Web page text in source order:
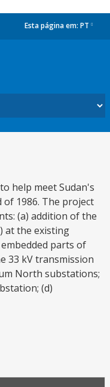
Esta página em: PT
help meet Sudan's
1986. The project
(a) addition of the
at the existing
parts of
33 kV transmission
North substations;
(d)